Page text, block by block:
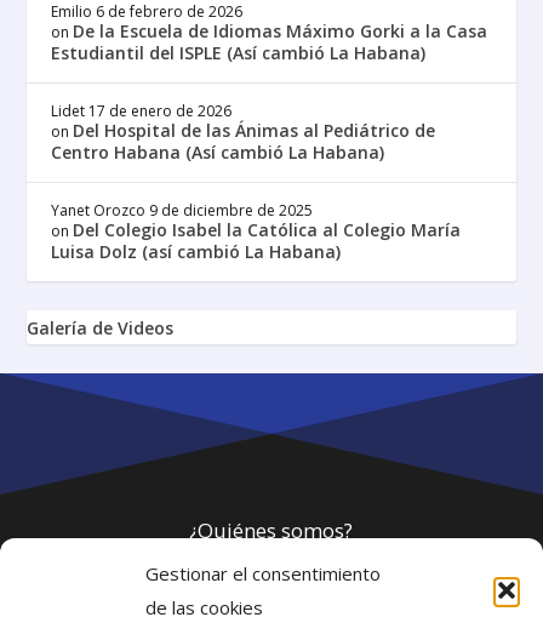
Gestionar el consentimiento
de las cookies
Emilio 6 de febrero de 2026
on De la Escuela de Idiomas Máximo Gorki a la Casa
Estudiantil del ISPLE (Así cambió La Habana)
Lidet 17 de enero de 2026
on Del Hospital de las Ánimas al Pediátrico de
Centro Habana (Así cambió La Habana)
Yanet Orozco 9 de diciembre de 2025
on Del Colegio Isabel la Católica al Colegio María
Luisa Dolz (así cambió La Habana)
Galería de Videos
¿Quiénes somos?
Política de privacidad